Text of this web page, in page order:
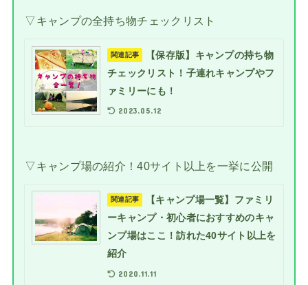
▽キャンプの全持ち物チェックリスト
関連記事
【保存版】キャンプの持ち物
チェックリスト！子連れキャンプやフ
ァミリーにも！
2023.05.12
▽キャンプ場の紹介！40サイト以上を一挙に公開
関連記事
【キャンプ場一覧】ファミリ
ーキャンプ・初心者におすすめのキャ
ンプ場はここ！訪れた40サイト以上を
紹介
2020.11.11